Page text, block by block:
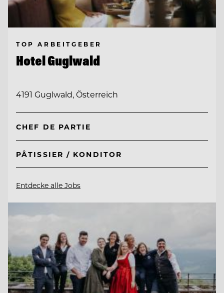
TOP ARBEITGEBER
Hotel Guglwald
4191 Guglwald, Österreich
CHEF DE PARTIE
PÂTISSIER / KONDITOR
Entdecke alle Jobs